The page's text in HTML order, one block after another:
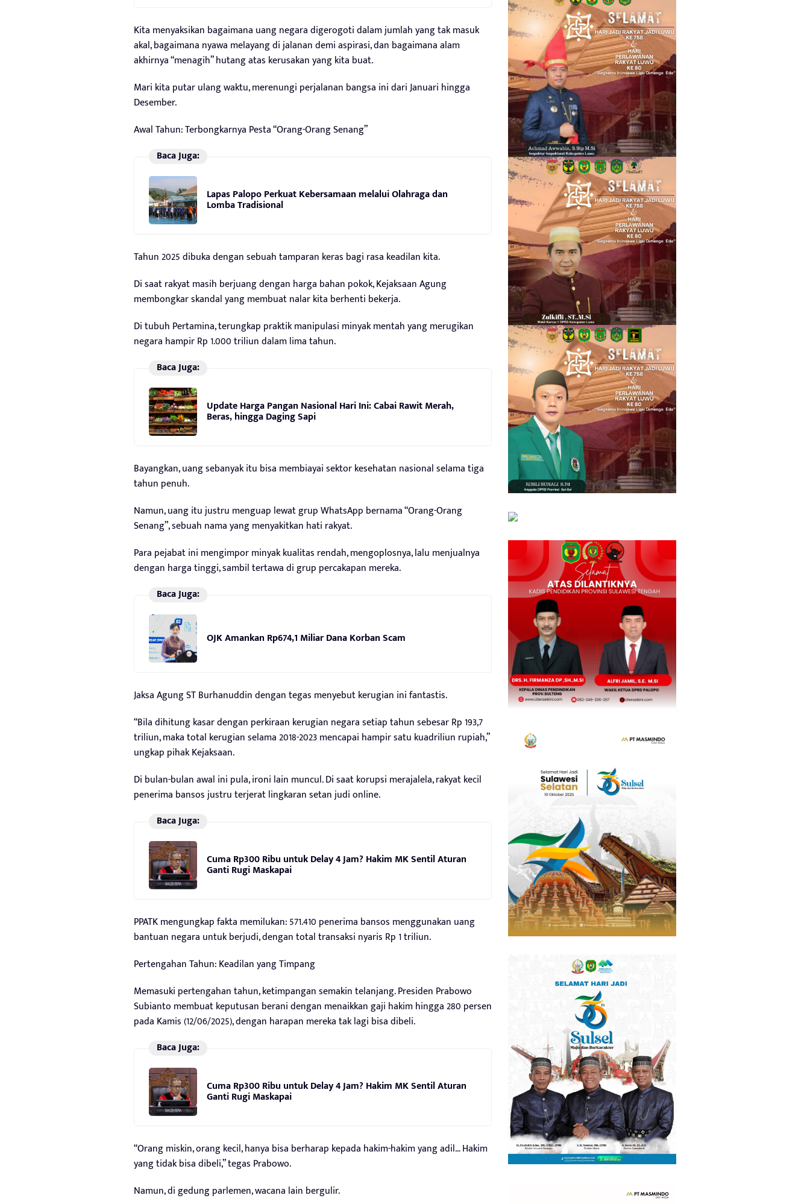
Kita menyaksikan bagaimana uang negara digerogoti dalam jumlah yang tak masuk
akal, bagaimana nyawa melayang di jalanan demi aspirasi, dan bagaimana alam
akhirnya “menagih” hutang atas kerusakan yang kita buat.
Mari kita putar ulang waktu, merenungi perjalanan bangsa ini dari Januari hingga
Desember.
Awal Tahun: Terbongkarnya Pesta “Orang-Orang Senang”
Baca Juga:
Lapas Palopo Perkuat Kebersamaan melalui Olahraga dan
Lomba Tradisional
Tahun 2025 dibuka dengan sebuah tamparan keras bagi rasa keadilan kita.
Di saat rakyat masih berjuang dengan harga bahan pokok, Kejaksaan Agung
membongkar skandal yang membuat nalar kita berhenti bekerja.
Di tubuh Pertamina, terungkap praktik manipulasi minyak mentah yang merugikan
negara hampir Rp 1.000 triliun dalam lima tahun.
Baca Juga:
Update Harga Pangan Nasional Hari Ini: Cabai Rawit Merah,
Beras, hingga Daging Sapi
Bayangkan, uang sebanyak itu bisa membiayai sektor kesehatan nasional selama tiga
tahun penuh.
Namun, uang itu justru menguap lewat grup WhatsApp bernama “Orang-Orang
Senang”, sebuah nama yang menyakitkan hati rakyat.
Para pejabat ini mengimpor minyak kualitas rendah, mengoplosnya, lalu menjualnya
dengan harga tinggi, sambil tertawa di grup percakapan mereka.
Baca Juga:
OJK Amankan Rp674,1 Miliar Dana Korban Scam
Jaksa Agung ST Burhanuddin dengan tegas menyebut kerugian ini fantastis.
“Bila dihitung kasar dengan perkiraan kerugian negara setiap tahun sebesar Rp 193,7
triliun, maka total kerugian selama 2018-2023 mencapai hampir satu kuadriliun rupiah,”
ungkap pihak Kejaksaan.
Di bulan-bulan awal ini pula, ironi lain muncul. Di saat korupsi merajalela, rakyat kecil
penerima bansos justru terjerat lingkaran setan judi online.
Baca Juga:
Cuma Rp300 Ribu untuk Delay 4 Jam? Hakim MK Sentil Aturan
Ganti Rugi Maskapai
PPATK mengungkap fakta memilukan: 571.410 penerima bansos menggunakan uang
bantuan negara untuk berjudi, dengan total transaksi nyaris Rp 1 triliun.
Pertengahan Tahun: Keadilan yang Timpang
Memasuki pertengahan tahun, ketimpangan semakin telanjang. Presiden Prabowo
Subianto membuat keputusan berani dengan menaikkan gaji hakim hingga 280 persen
pada Kamis (12/06/2025), dengan harapan mereka tak lagi bisa dibeli.
Baca Juga:
Cuma Rp300 Ribu untuk Delay 4 Jam? Hakim MK Sentil Aturan
Ganti Rugi Maskapai
“Orang miskin, orang kecil, hanya bisa berharap kepada hakim-hakim yang adil… Hakim
yang tidak bisa dibeli,” tegas Prabowo.
Namun, di gedung parlemen, wacana lain bergulir.